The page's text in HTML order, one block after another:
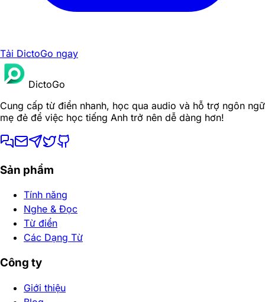
Tải DictoGo ngay
DictoGo
Cung cấp từ điển nhanh, học qua audio và hỗ trợ ngôn ngữ
mẹ đẻ để việc học tiếng Anh trở nên dễ dàng hơn!
Sản phẩm
Tính năng
Nghe & Đọc
Từ điển
Các Dạng Từ
Công ty
Giới thiệu